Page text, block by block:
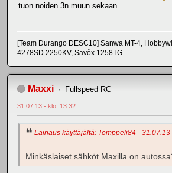
tuon noiden 3n muun sekaan..
[Team Durango DESC10] Sanwa MT-4,
4278SD 2250KV, Savôx 1258TG
Maxxi Fullspeed RC
31.07.13 - klo: 13.32
Lainaus käyttäjältä: Tomppeli84 - 31.07.13
Minkäslaiset sähköt Maxilla on